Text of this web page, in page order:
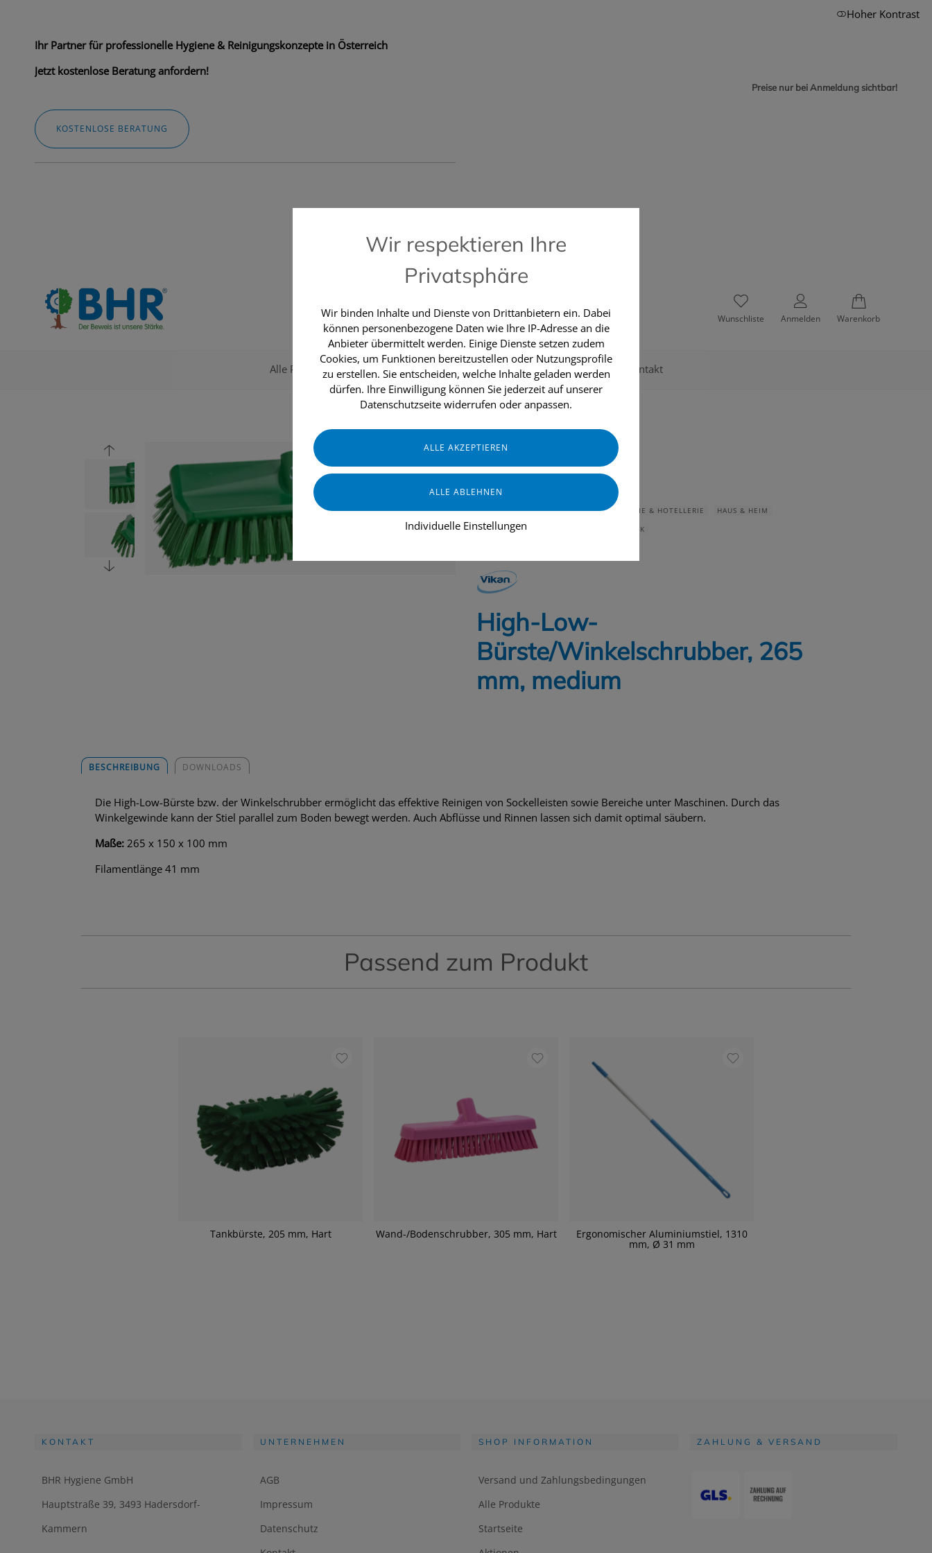
Ihr Partner für professionelle Hygiene & Reinigungskonzepte in Österreich
Jetzt kostenlose Beratung anfordern!
KOSTENLOSE BERATUNG
Preise nur bei Anmeldung sichtbar!
📞 Kostenlose Hotline +43 664 196 28 20
Hoher Kontrast
Wunschliste Anmelden Warenkorb
Alle Produkte Aktionen Topseller Über uns Kontakt
INDUSTRIE & HANDWERK GASTRONOMIE & HOTELLERIE
HAUS & HEIM
GERÄTE & ZUBEHÖR
RAUMLUFTTECHNIK
High-Low-
Bürste/Winkelschrubber, 265
mm, medium
BESCHREIBUNG DOWNLOADS
Die High-Low-Bürste bzw. der Winkelschrubber ermöglicht das effektive Reinigen von Sockelleisten sowie Bereiche unter Maschinen. Durch das
Winkelgewinde kann der Stiel parallel zum Boden bewegt werden. Auch Abflüsse und Rinnen lassen sich damit optimal säubern.
Maße: 265 x 150 x 100 mm
Filamentlänge 41 mm
Passend zum Produkt
Tankbürste, 205 mm, Hart Wand-/Bodenschrubber, 305 mm, Hart Ergonomischer Aluminiumstiel, 1310
mm, Ø 31 mm
Wir respektieren Ihre
Privatsphäre
Wir binden Inhalte und Dienste von Drittanbietern ein. Dabei
können personenbezogene Daten wie Ihre IP-Adresse an die
Anbieter übermittelt werden. Einige Dienste setzen zudem
Cookies, um Funktionen bereitzustellen oder Nutzungsprofile
zu erstellen. Sie entscheiden, welche Inhalte geladen werden
dürfen. Ihre Einwilligung können Sie jederzeit auf unserer
Datenschutzseite widerrufen oder anpassen.
Individuelle Einstellungen
KONTAKT
BHR Hygiene GmbH
Hauptstraße 39, 3493 Hadersdorf-
Kammern
UNTERNEHMEN
AGB
Impressum
Datenschutz
SHOP INFORMATION
Versand und Zahlungsbedingungen
Alle Produkte
Startseite
ZAHLUNG & VERSAND